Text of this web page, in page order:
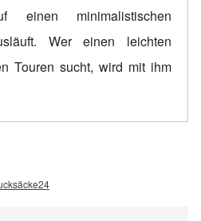
einen minimalistischen
Wer einen leichten
Touren sucht, wird mit ihm